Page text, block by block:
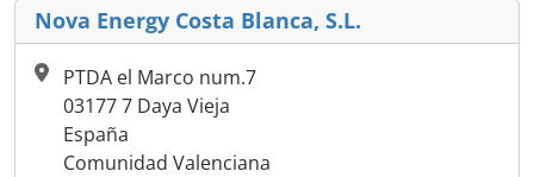
Nova Energy Costa Blanca, S.L.
PTDA el Marco num.7
03177 7 Daya Vieja
España
Comunidad Valenciana